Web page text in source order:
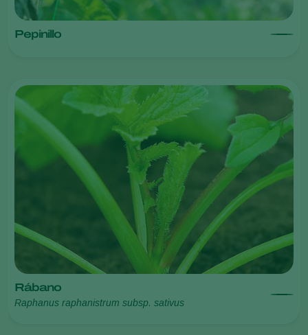
Pepinillo
Rábano
Raphanus raphanistrum subsp. sativus